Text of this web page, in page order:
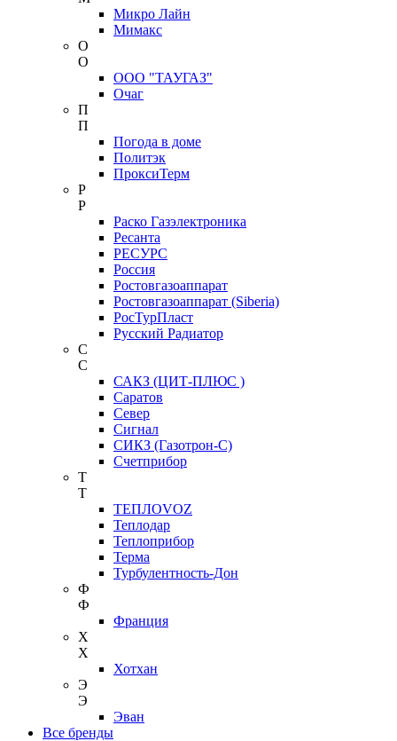
Микро Лайн
Мимакс
О
О
ООО "ТАУГАЗ"
Очаг
П
П
Погода в доме
Политэк
ПроксиТерм
Р
Р
Раско Газэлектроника
Ресанта
РЕСУРС
Россия
Ростовгазоаппарат
Ростовгазоаппарат (Siberia)
РосТурПласт
Русский Радиатор
С
С
САКЗ (ЦИТ-ПЛЮС )
Саратов
Север
Сигнал
СИКЗ (Газотрон-С)
Счетприбор
Т
Т
ТЕПЛОVOZ
Теплодар
Теплоприбор
Терма
Турбулентность-Дон
Ф
Ф
Франция
Х
Х
Хотхан
Э
Э
Эван
Все бренды